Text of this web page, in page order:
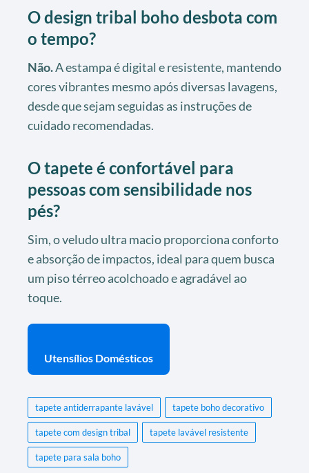
O design tribal boho desbota com
o tempo?
Não.A estampa é digital e resistente, mantendo
cores vibrantes mesmo após diversas lavagens,
desde que sejam seguidas as instruções de
cuidado recomendadas.
O tapete é confortável para
pessoas com sensibilidade nos
pés?
Sim, o veludo ultra macio proporciona conforto
e absorção de impactos, ideal para quem busca
um piso térreo acolchoado e agradável ao
toque.
Utensílios Domésticos
tapete antiderrapante lavável tapete boho decorativo
tapete com design tribal tapete lavável resistente
tapete para sala boho